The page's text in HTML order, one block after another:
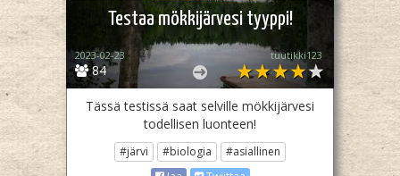
Testaa mökkijärvesi tyyppi!
84
2023-02-23 tuutikki123
Tässä testissä saat selville mökkijärvesi
todellisen luonteen!
#järvi #biologia
#asiallinen